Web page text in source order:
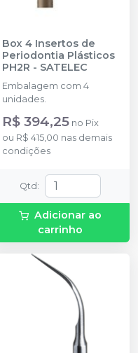
Box 4 Insertos de
Periodontia Plásticos
PH2R - SATELEC
Embalagem com 4
unidades.
R$ 394,25 no Pix
ou R$ 415,00 nas demais
condições
Qtd :
Adicionar ao
carrinho